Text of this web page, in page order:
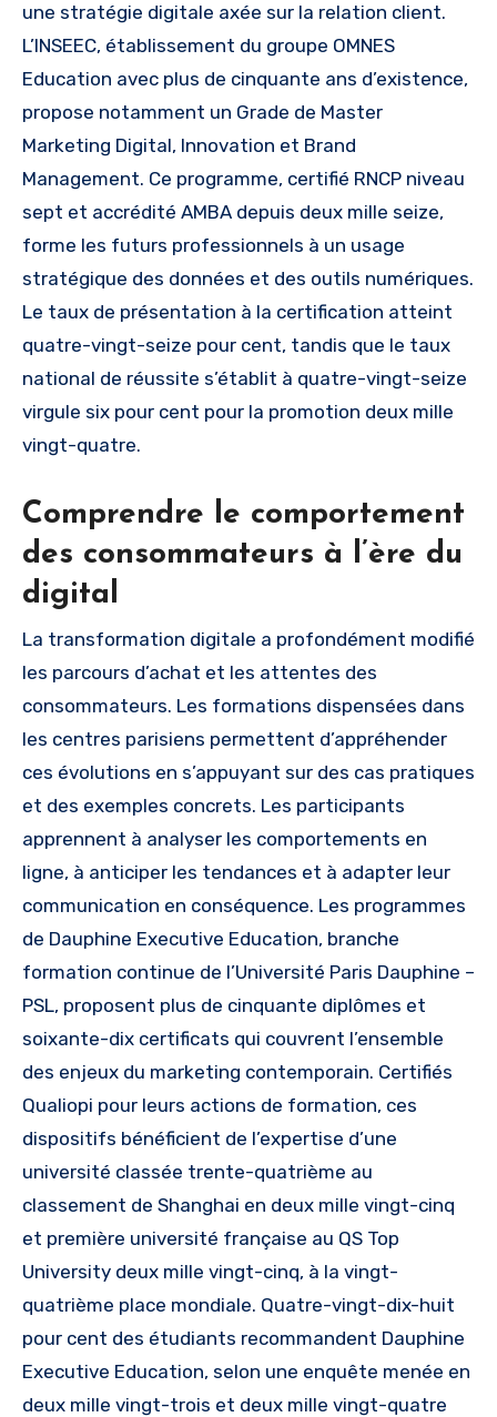
une stratégie digitale axée sur la relation client.
L’INSEEC, établissement du groupe OMNES
Education avec plus de cinquante ans d’existence,
propose notamment un Grade de Master
Marketing Digital, Innovation et Brand
Management. Ce programme, certifié RNCP niveau
sept et accrédité AMBA depuis deux mille seize,
forme les futurs professionnels à un usage
stratégique des données et des outils numériques.
Le taux de présentation à la certification atteint
quatre-vingt-seize pour cent, tandis que le taux
national de réussite s’établit à quatre-vingt-seize
virgule six pour cent pour la promotion deux mille
vingt-quatre.
Comprendre le comportement
des consommateurs à l’ère du
digital
La transformation digitale a profondément modifié
les parcours d’achat et les attentes des
consommateurs. Les formations dispensées dans
les centres parisiens permettent d’appréhender
ces évolutions en s’appuyant sur des cas pratiques
et des exemples concrets. Les participants
apprennent à analyser les comportements en
ligne, à anticiper les tendances et à adapter leur
communication en conséquence. Les programmes
de Dauphine Executive Education, branche
formation continue de l’Université Paris Dauphine –
PSL, proposent plus de cinquante diplômes et
soixante-dix certificats qui couvrent l’ensemble
des enjeux du marketing contemporain. Certifiés
Qualiopi pour leurs actions de formation, ces
dispositifs bénéficient de l’expertise d’une
université classée trente-quatrième au
classement de Shanghai en deux mille vingt-cinq
et première université française au QS Top
University deux mille vingt-cinq, à la vingt-
quatrième place mondiale. Quatre-vingt-dix-huit
pour cent des étudiants recommandent Dauphine
Executive Education, selon une enquête menée en
deux mille vingt-trois et deux mille vingt-quatre